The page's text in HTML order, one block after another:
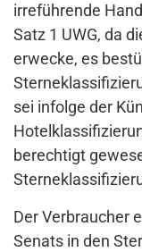
irreführende
Satz 1 UWG, da
erwecke, es
sei infolge der
berechtigt
Der Verbraucher
Senats in den